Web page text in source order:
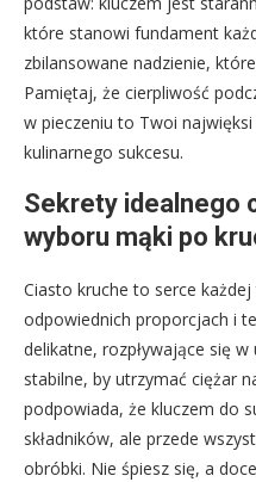
które stanowi fundament
zbilansowane nadzienie,
Pamiętaj, że cierpliwość
w pieczeniu to Twoi
kulinarnego sukcesu.
Sekrety idealnego
wyboru mąki po
Ciasto kruche to serce
odpowiednich proporcjach i
delikatne, rozpływające się
stabilne, by utrzymać ciężar
podpowiada, że kluczem do
składników, ale przede
obróbki. Nie śpiesz się, a